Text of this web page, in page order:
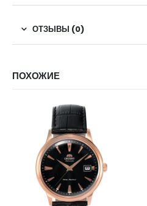
ОТЗЫВЫ (0)
ПОХОЖИЕ